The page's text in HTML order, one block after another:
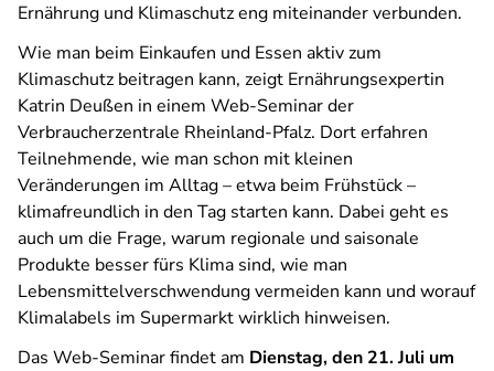
Ernährung und Klimaschutz eng miteinander verbunden.
Wie man beim Einkaufen und Essen aktiv zum
Klimaschutz beitragen kann, zeigt Ernährungsexpertin
Katrin Deußen in einem Web-Seminar der
Verbraucherzentrale Rheinland-Pfalz. Dort erfahren
Teilnehmende, wie man schon mit kleinen
Veränderungen im Alltag – etwa beim Frühstück –
klimafreundlich in den Tag starten kann. Dabei geht es
auch um die Frage, warum regionale und saisonale
Produkte besser fürs Klima sind, wie man
Lebensmittelverschwendung vermeiden kann und worauf
Klimalabels im Supermarkt wirklich hinweisen.
Das Web-Seminar findet am Dienstag, den 21. Juli um